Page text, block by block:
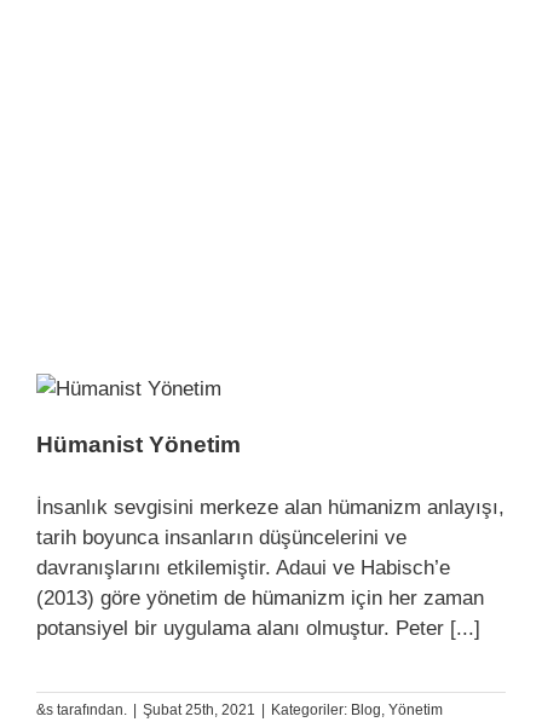
Hümanist Yönetim
İnsanlık sevgisini merkeze alan hümanizm anlayışı,
tarih boyunca insanların düşüncelerini ve
davranışlarını etkilemiştir. Adaui ve Habisch’e
(2013) göre yönetim de hümanizm için her zaman
potansiyel bir uygulama alanı olmuştur. Peter [...]
&s tarafından. Şubat 25th, 2021 Kategoriler: Blog, Yönetim